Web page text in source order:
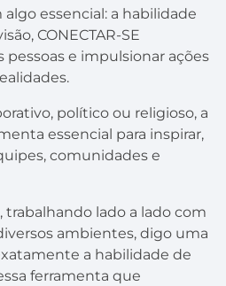
algo essencial: a habilidade
CONECTAR-SE
e impulsionar ações
político ou religioso, a
essencial para inspirar,
comunidades e
trabalhando lado a lado com
ambientes, digo uma
a habilidade de
ferramenta que